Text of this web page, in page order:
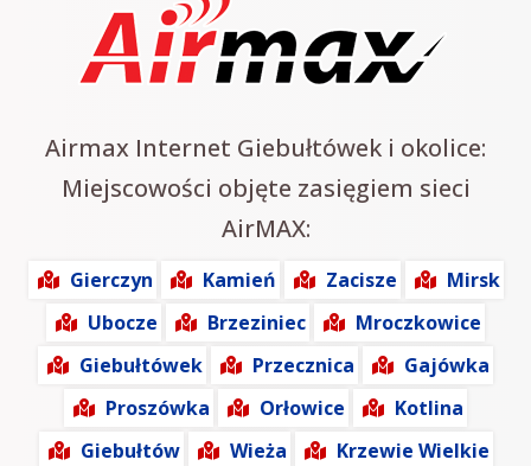
Airmax Internet Giebułtówek i okolice:
Miejscowości objęte zasięgiem sieci
AirMAX:
Gierczyn Kamień Zacisze
Mirsk
Ubocze
Brzeziniec
Mroczkowice
Giebułtówek
Przecznica
Gajówka
Proszówka
Orłowice
Kotlina
Giebułtów
Wieża
Krzewie Wielkie